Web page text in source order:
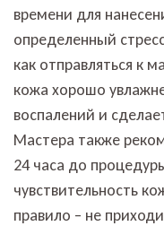
времени для
определенный
как отправляться к
кожа хорошо
воспалений и
Мастера также
24 часа до
чувствительность
правило – не